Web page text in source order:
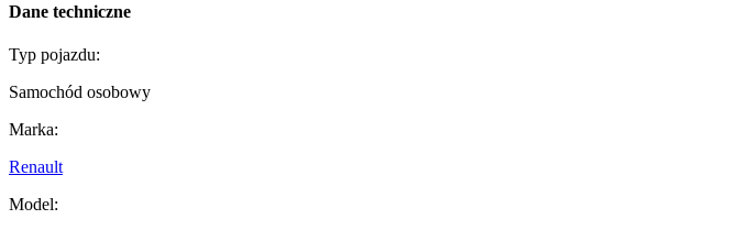
Dane techniczne
Typ pojazdu:
Samochód osobowy
Marka:
Renault
Model: